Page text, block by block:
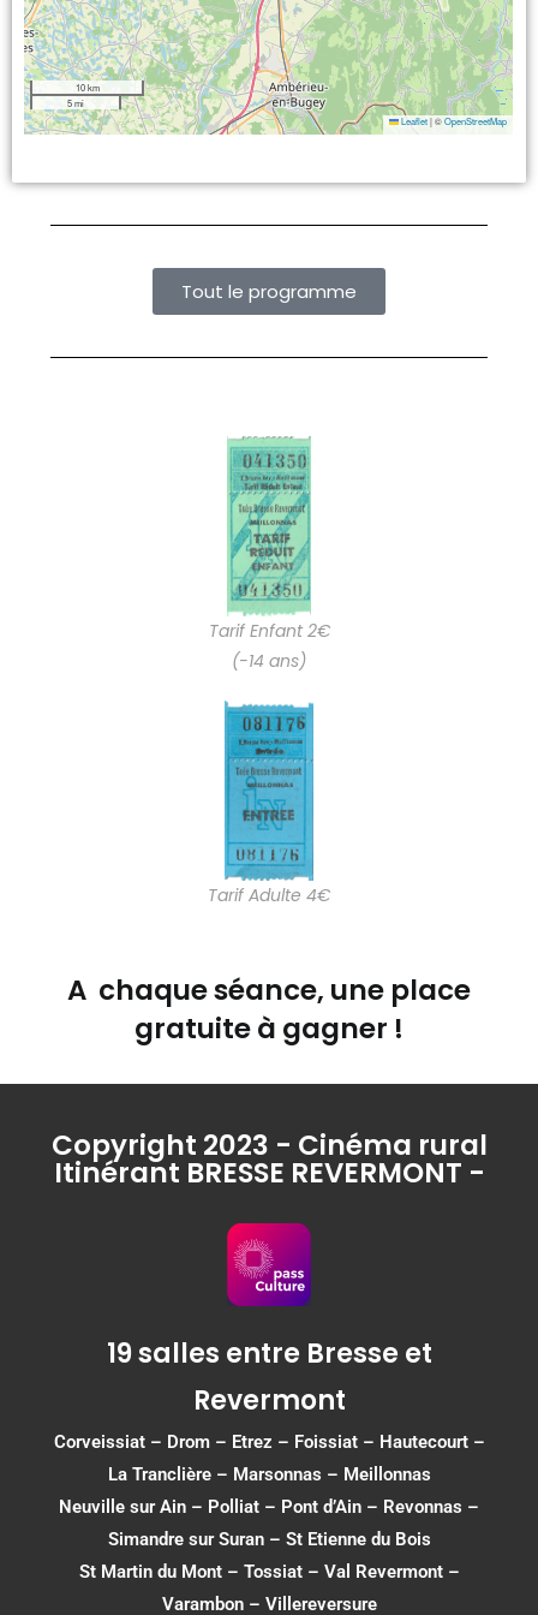
10 km
5 mi
Leaflet |©OpenStreetMap
Tout le programme
Tarif Enfant 2€
(-14 ans)
Tarif Adulte 4€
A chaque séance, une place
gratuite à gagner !
Copyright 2023 - Cinéma rural
Itinérant BRESSE REVERMONT -
19 salles entre Bresse et
Revermont
Corveissiat– Drom– Etrez – Foissiat– Hautecourt–
La Tranclière – Marsonnas – Meillonnas
Neuville sur Ain – Polliat – Pont d’Ain – Revonnas –
Simandre sur Suran– St Etienne du Bois
St Martin du Mont– Tossiat– Val Revermont–
Varambon– Villereversure